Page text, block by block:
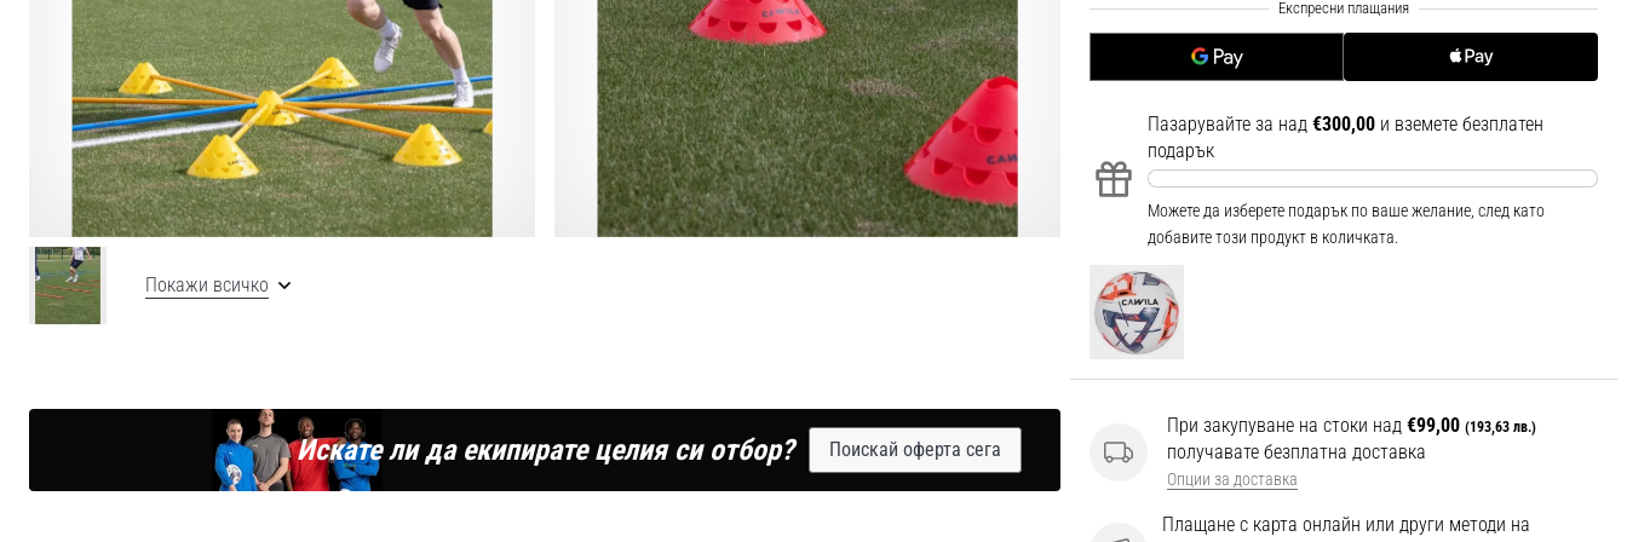
Пазарувайте за над €300,00 и вземете безплатен
подарък
Можете да изберете подарък по ваше желание, след като
добавите този продукт в количката.
При закупуване на стоки над €99,00 (193,63 лв.)
получавате безплатна доставка
Опции за доставка
Плащане с карта онлайн или други методи на
Покажи всичко
Искате ли да екипирате целия си отбор? Поискай оферта сега